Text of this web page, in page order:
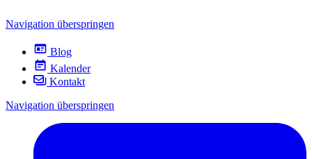
Navigation überspringen
Blog
Kalender
Kontakt
Navigation überspringen